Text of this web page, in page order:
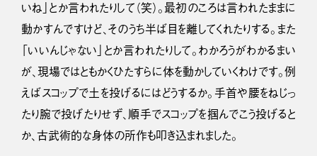
いね」とか言われたりして（笑）。最初のころは言われたままに
動かすんですけど、そのうち半ば目を離してくれたりする。また
「いいんじゃない」とか言われたりして。わかろうがわかるまい
が、現場ではともかくひたすらに体を動かしていくわけです。例
えばスコップで土を投げるにはどうするか。手首や腰をねじっ
たり腕で投げたりせず、順手でスコップを掴んでこう投げると
か、古武術的な身体の所作も叩き込まれました。